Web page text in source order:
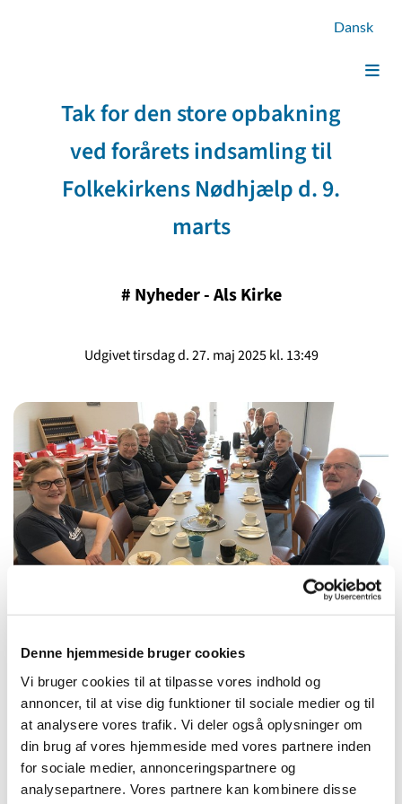
Denne hjemmeside bruger cookies
Vi bruger cookies til at tilpasse vores indhold og
annoncer, til at vise dig funktioner til sociale medier og til
at analysere vores trafik. Vi deler også oplysninger om
din brug af vores hjemmeside med vores partnere inden
for sociale medier, annonceringspartnere og
analysepartnere. Vores partnere kan kombinere disse
Dansk
Tak for den store opbakning
ved forårets indsamling til
Folkekirkens Nødhjælp d. 9.
marts
# Nyheder - Als Kirke
Udgivet tirsdag d. 27. maj 2025 kl. 13:49
Tak for den store opbakning ved forårets
indsamling til Folkekirkens Nødhjælp d. 9. marts
Den 9. marts mødtes 12 forventningsfulde indsamlere til
først andagt i Als kirke og dernæst formiddagskaffe for til
sidst at gå i gang med selve indsamlingen.
Konfirmanderne havde dog sammen med Iben taget